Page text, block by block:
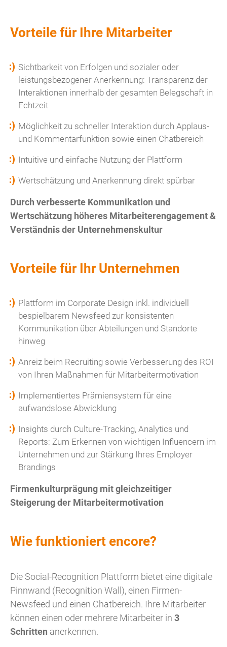
Vorteile für Ihre Mitarbeiter
Sichtbarkeit von Erfolgen und sozialer oder
leistungsbezogener Anerkennung: Transparenz der
Interaktionen innerhalb der gesamten Belegschaft in
Echtzeit
Möglichkeit zu schneller Interaktion durch Applaus-
und Kommentarfunktion sowie einen Chatbereich
Intuitive und einfache Nutzung der Plattform
Wertschätzung und Anerkennung direkt spürbar
Durch verbesserte Kommunikation und
Wertschätzung höheres Mitarbeiterengagement &
Verständnis der Unternehmenskultur
Vorteile für Ihr Unternehmen
Plattform im Corporate Design inkl. individuell
bespielbarem Newsfeed zur konsistenten
Kommunikation über Abteilungen und Standorte
hinweg
Anreiz beim Recruiting sowie Verbesserung des ROI
von Ihren Maßnahmen für Mitarbeitermotivation
Implementiertes Prämiensystem für eine
aufwandslose Abwicklung
Insights durch Culture-Tracking, Analytics und
Reports: Zum Erkennen von wichtigen Influencern im
Unternehmen und zur Stärkung Ihres Employer
Brandings
Firmenkulturprägung mit gleichzeitiger
Steigerung der Mitarbeitermotivation
Wie funktioniert encore?
Die Social-Recognition Plattform bietet eine digitale
Pinnwand (Recognition Wall), einen Firmen-
Newsfeed und einen Chatbereich. Ihre Mitarbeiter
können einen oder mehrere Mitarbeiter in 3
Schritten anerkennen.